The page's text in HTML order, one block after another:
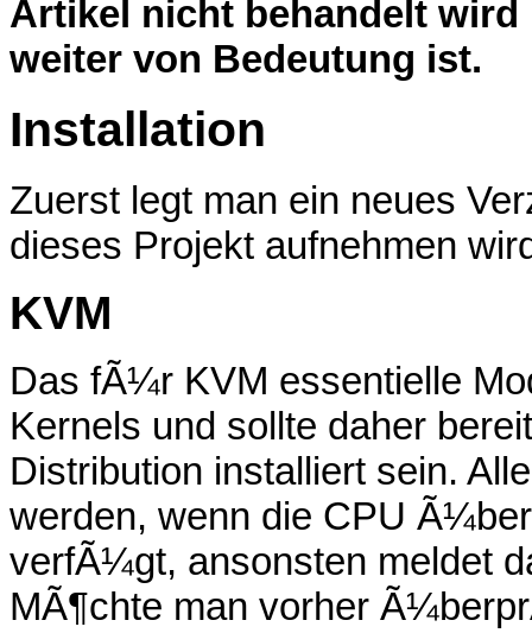
Artikel nicht behandelt
weiter von Bedeutung ist.
Installation
Zuerst legt man ein neues
dieses Projekt aufnehmen
KVM
Das fÃ¼r KVM essentielle
Kernels und sollte daher
Distribution installiert sein.
werden, wenn die CPU
verfÃ¼gt, ansonsten meldet
MÃ¶chte man vorher